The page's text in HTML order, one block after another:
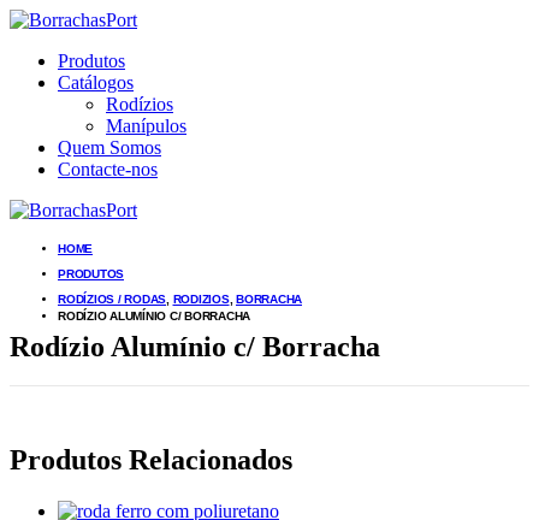
Produtos
Catálogos
Rodízios
Manípulos
Quem Somos
Contacte-nos
HOME
PRODUTOS
RODÍZIOS / RODAS RODIZIOS, BORRACHA
RODÍZIO ALUMÍNIO C/ BORRACHA
Rodízio Alumínio c/ Borracha
Produtos Relacionados